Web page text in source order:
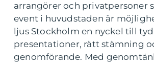
arrangörer och privatpersoner
event i huvudstaden är
ljus Stockholm en nyckel till
presentationer, rätt stämning
genomförande. Med